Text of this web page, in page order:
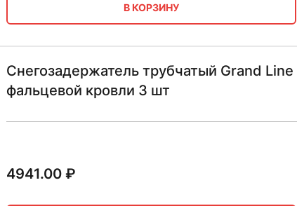
В КОРЗИНУ
Снегозадержатель трубчатый Grand
фальцевой кровли 3 шт
4941.00₽